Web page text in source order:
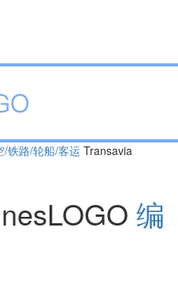
/铁路/轮船/客运 Transavia
编